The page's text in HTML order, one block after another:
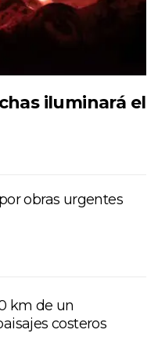
iluminará el
obras urgentes
km de un
costeros